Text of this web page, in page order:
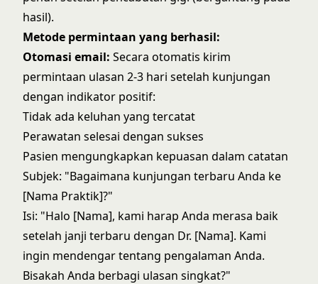
hasil).
Metode permintaan yang berhasil:
Otomasi email: Secara otomatis kirim
permintaan ulasan 2-3 hari setelah kunjungan
dengan indikator positif:
Tidak ada keluhan yang tercatat
Perawatan selesai dengan sukses
Pasien mengungkapkan kepuasan dalam catatan
Subjek: "Bagaimana kunjungan terbaru Anda ke
[Nama Praktik]?"
Isi: "Halo [Nama], kami harap Anda merasa baik
setelah janji terbaru dengan Dr. [Nama]. Kami
ingin mendengar tentang pengalaman Anda.
Bisakah Anda berbagi ulasan singkat?"